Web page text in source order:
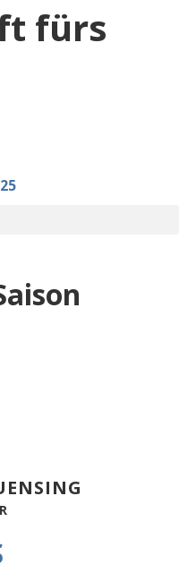
fürs